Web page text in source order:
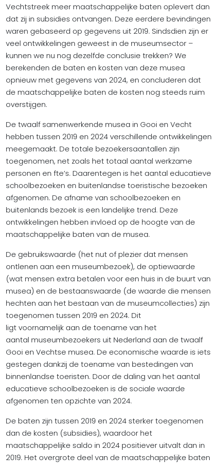
Vechtstreek meer maatschappelijke baten oplevert dan
dat zij in subsidies ontvangen. Deze eerdere bevindingen
waren gebaseerd op gegevens uit 2019. Sindsdien zijn er
veel ontwikkelingen geweest in de museumsector –
kunnen we nu nog dezelfde conclusie trekken? We
berekenden de baten en kosten van deze musea
opnieuw met gegevens van 2024, en concluderen dat
de maatschappelijke baten de kosten nog steeds ruim
overstijgen.
De twaalf samenwerkende musea in Gooi en Vecht
hebben tussen 2019 en 2024 verschillende ontwikkelingen
meegemaakt. De totale bezoekersaantallen zijn
toegenomen, net zoals het totaal aantal werkzame
personen en fte’s. Daarentegen is het aantal educatieve
schoolbezoeken en buitenlandse toeristische bezoeken
afgenomen. De afname van schoolbezoeken en
buitenlands bezoek is een landelijke trend. Deze
ontwikkelingen hebben invloed op de hoogte van de
maatschappelijke baten van de musea.
De gebruikswaarde (het nut of plezier dat mensen
ontlenen aan een museumbezoek), de optiewaarde
(wat mensen extra betalen voor een huis in de buurt van
musea) en de bestaanswaarde (de waarde die mensen
hechten aan het bestaan van de museumcollecties) zijn
toegenomen tussen 2019 en 2024. Dit
ligt voornamelijk aan de toename van het
aantal museumbezoekers uit Nederland aan de twaalf
Gooi en Vechtse musea. De economische waarde is iets
gestegen dankzij de toename van bestedingen van
binnenlandse toeristen. Door de daling van het aantal
educatieve schoolbezoeken is de sociale waarde
afgenomen ten opzichte van 2024.
De baten zijn tussen 2019 en 2024 sterker toegenomen
dan de kosten (subsidies), waardoor het
maatschappelijke saldo in 2024 positiever uitvalt dan in
2019. Het overgrote deel van de maatschappelijke baten